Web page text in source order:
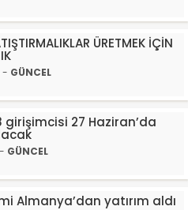
ÜRETMEK İÇİN
- GÜNCEL
girişimcisi 27 Haziran’da
GÜNCEL
Almanya’dan yatırım aldı